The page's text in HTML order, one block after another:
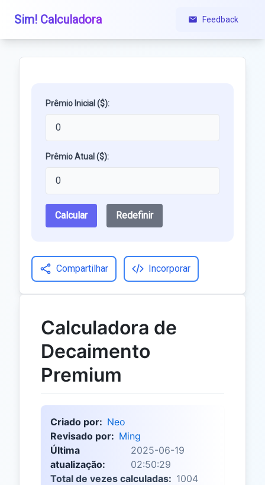
Sim! Calculadora Feedback
Prêmio Inicial ($):
Prêmio Atual ($):
Calcular Redefinir
Compartilhar Incorporar
Calculadora de
Decaimento
Premium
Criado por: Neo
Revisado por: Ming
Última
atualização:
2025-06-19
02:50:29
Total de vezes calculadas: 1004